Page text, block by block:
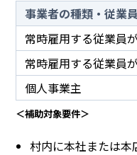
事業者の種類・従業
常時雇用する従業員
常時雇用する従業員
個人事業主
＜補助対象要件＞
村内に本社または本